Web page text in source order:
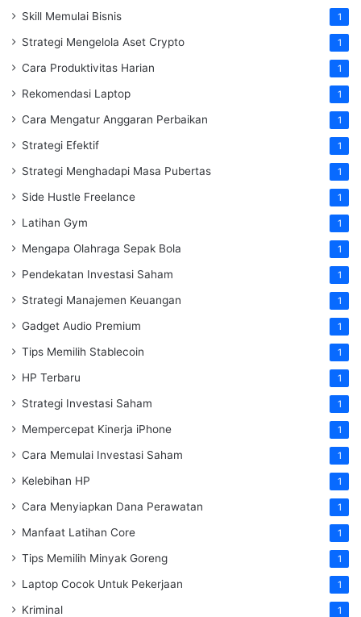
Skill Memulai Bisnis 1
Strategi Mengelola Aset Crypto 1
Cara Produktivitas Harian 1
Rekomendasi Laptop 1
Cara Mengatur Anggaran Perbaikan 1
Strategi Efektif 1
Strategi Menghadapi Masa Pubertas 1
Side Hustle Freelance 1
Latihan Gym 1
Mengapa Olahraga Sepak Bola 1
Pendekatan Investasi Saham 1
Strategi Manajemen Keuangan 1
Gadget Audio Premium 1
Tips Memilih Stablecoin 1
HP Terbaru 1
Strategi Investasi Saham 1
Mempercepat Kinerja iPhone 1
Cara Memulai Investasi Saham 1
Kelebihan HP 1
Cara Menyiapkan Dana Perawatan 1
Manfaat Latihan Core 1
Tips Memilih Minyak Goreng 1
Laptop Cocok Untuk Pekerjaan 1
Kriminal 1